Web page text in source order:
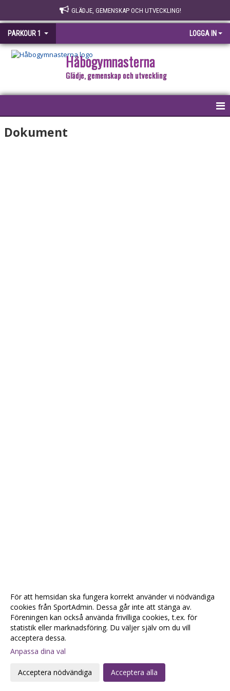
GLÄDJE, GEMENSKAP OCH UTVECKLING!
PARKOUR 1 LOGGA IN
Håbogymnasterna
Glädje, gemenskap och utveckling
HEM
Dokument
inställningar
Webbversion
För att hemsidan ska fungera korrekt använder vi nödvändiga
cookies från SportAdmin. Dessa går inte att stänga av.
Föreningen kan också använda frivilliga cookies, t.ex. för
statistik eller marknadsföring. Du väljer själv om du vill
acceptera dessa.
Anpassa dina val
Acceptera nödvändiga Acceptera alla